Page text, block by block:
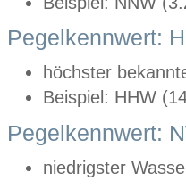
Pegelkennwert:
höchster
Beispiel: HHW
Pegelkennwert:
niedrigster